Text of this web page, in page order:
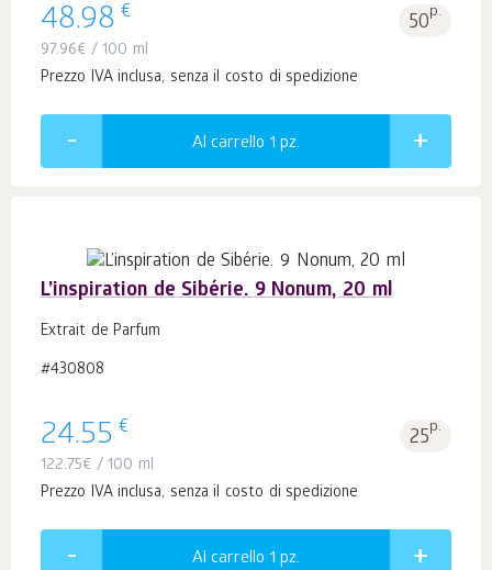
48.98 € 50p.
97.96€ / 100 ml
Prezzo IVA inclusa, senza il costo di spedizione
Al carrello 1 pz.
L’inspiration de Sibérie. 9 Nonum, 20 ml
Extrait de Parfum
#430808
24.55 € 25p.
122.75€ / 100 ml
Prezzo IVA inclusa, senza il costo di spedizione
Al carrello 1 pz.